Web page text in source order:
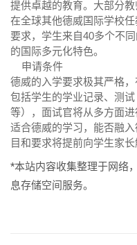
提供卓越的教育。⼤部分
在全球其他德威国际学校
要求，学生来自40多个不
的国际多元化特色。
申请条件
德威的入学要求极其严格
包括学生的学业记录、测
等），面试官将从多方面
适合德威的学习，能否融
目和要求将提前向学生家长
*本站内容收集整理于网络
息存储空间服务。